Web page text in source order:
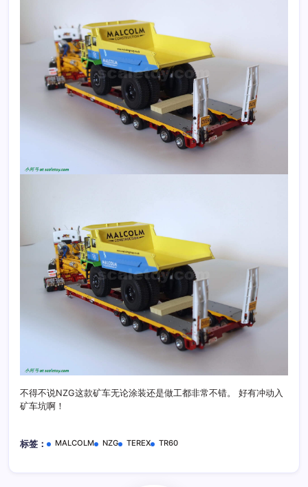
不得不说NZG这款矿车无论涂装还是做工都非常不错。 好有冲动入
矿车坑啊！
标签： MALCOLM NZG TEREX TR60